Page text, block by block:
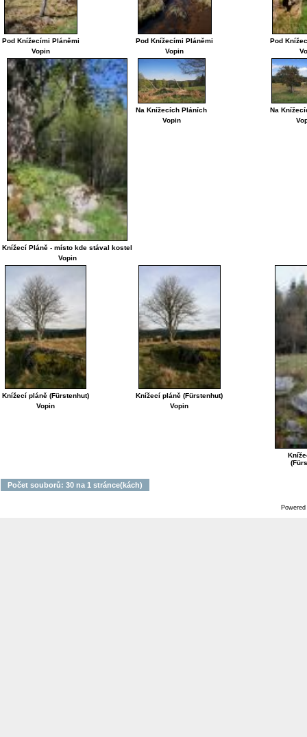
Pod Knížecími Pláněmi
Vopin
Pod Knížecími Pláněmi
Vopin
Pod
Knížecí Pláně - místo kde stával kostel
Vopin
Na Knížecích Pláních
Vopin
Na
Knížecí pláně (Fürstenhut)
Vopin
Knížecí pláně (Fürstenhut)
Vopin
Počet souborů: 30 na 1 stránce(kách)